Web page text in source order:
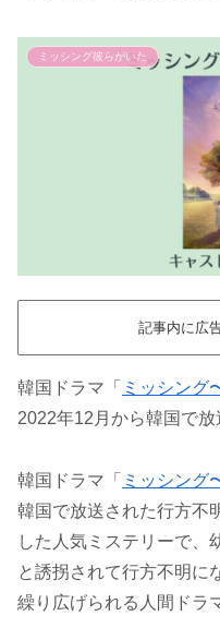
ミッシング彼らがいた
記事内に広
韓国ドラマ「 ミッシング
2022年12月から韓国で放
韓国ドラマ「 ミッシング
韓国で放送された行方不
した人気ミステリーで、
と誘拐されて行方不明に
繰り広げられる人間ドラ